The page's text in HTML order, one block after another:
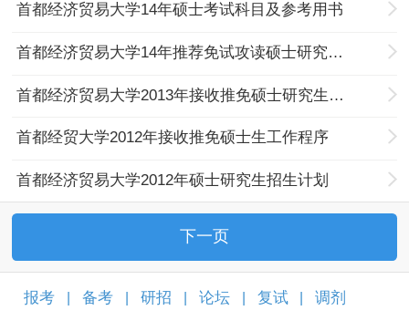
首都经济贸易大学14年硕士考试科目及参考用书
首都经济贸易大学14年推荐免试攻读硕士研究生工作办法
首都经济贸易大学2013年接收推免硕士研究生办法
首都经贸大学2012年接收推免硕士生工作程序
首都经济贸易大学2012年硕士研究生招生计划
下一页
报考 备考 研招 论坛 复试 调剂